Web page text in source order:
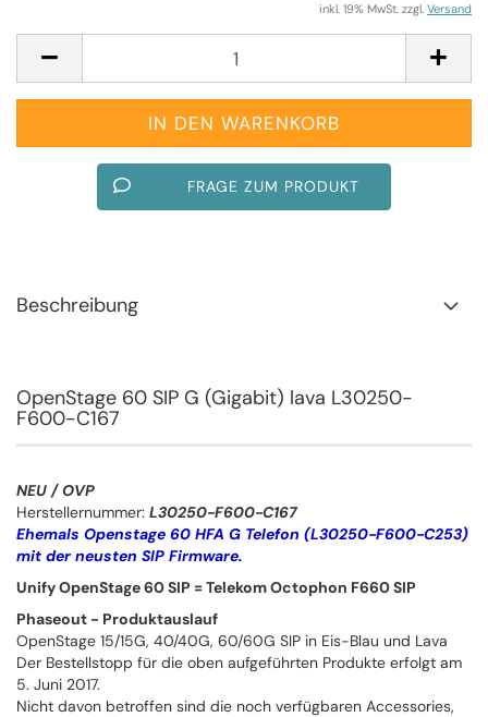
inkl. 19% MwSt. zzgl. Versand
FRAGE ZUM PRODUKT
Beschreibung
OpenStage 60 SIP G (Gigabit) lava L30250-
F600-C167
NEU / OVP
Herstellernummer: L30250-F600-C167
Ehemals Openstage 60 HFA G Telefon (L30250-F600-C253)
mit der neusten SIP Firmware.
Unify OpenStage 60 SIP = Telekom Octophon F660 SIP
Phaseout - Produktauslauf
OpenStage 15/15G, 40/40G, 60/60G SIP in Eis-Blau und Lava
Der Bestellstopp für die oben aufgeführten Produkte erfolgt am
5. Juni 2017.
Nicht davon betroffen sind die noch verfügbaren Accessories,